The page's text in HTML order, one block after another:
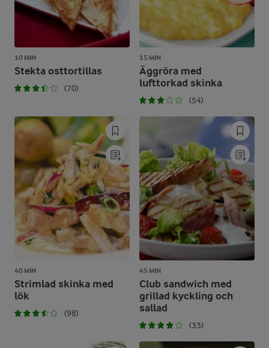
10 MIN
Stekta osttortillas
(70)
15 MIN
Äggröra med
lufttorkad skinka
(54)
40 MIN
Strimlad skinka med
lök
(98)
45 MIN
Club sandwich med
grillad kyckling och
sallad
(33)